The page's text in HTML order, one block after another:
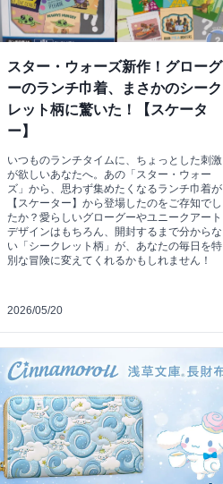
スター・ウォーズ新作！グローグ
ーのランチ巾着、まさかのシーク
レット柄に驚いた！【スケータ
ー】
いつものランチタイムに、ちょっとした刺激
が欲しいあなたへ。あの「スター・ウォー
ズ」から、思わず集めたくなるランチ巾着が
【スケーター】から登場したのをご存知でし
たか？愛らしいグローグーやユニークアート
デザインはもちろん、開封するまで分からな
い「シークレット柄」が、あなたの毎日を特
別な冒険に変えてくれるかもしれません！
2026/05/20